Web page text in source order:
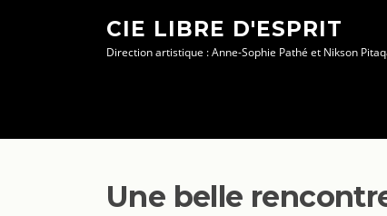
CIE LIBRE D'ESPRIT
Direction artistique : Anne-Sophie Pathé et Nikson
Une belle